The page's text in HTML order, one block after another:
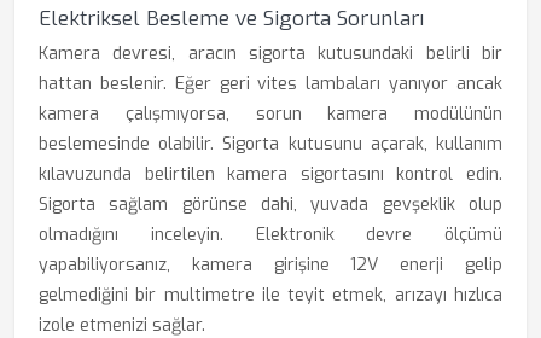
Elektriksel Besleme ve Sigorta Sorunları
Kamera devresi, aracın sigorta kutusundaki belirli bir
hattan beslenir. Eğer geri vites lambaları yanıyor ancak
kamera çalışmıyorsa, sorun kamera modülünün
beslemesinde olabilir. Sigorta kutusunu açarak, kullanım
kılavuzunda belirtilen kamera sigortasını kontrol edin.
Sigorta sağlam görünse dahi, yuvada gevşeklik olup
olmadığını inceleyin. Elektronik devre ölçümü
yapabiliyorsanız, kamera girişine 12V enerji gelip
gelmediğini bir multimetre ile teyit etmek, arızayı hızlıca
izole etmenizi sağlar.